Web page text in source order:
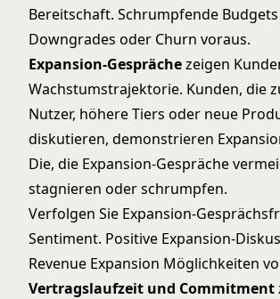
Bereitschaft. Schrumpfende
Downgrades oder Churn voraus.
Expansion-Gesprächezeigen
Wachstumstrajektorie. Kunden, die
Nutzer, höhere Tiers oder neue
diskutieren, demonstrieren
Die, die Expansion-Gespräche
stagnieren oder schrumpfen.
Verfolgen Sie Expansion-
Sentiment. Positive Expansion-
Revenue Expansion Möglichkeiten
Vertragslaufzeit und Commitment